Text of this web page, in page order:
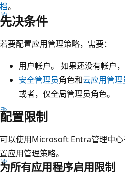
档。
先决条件
若要配置应用管理策略，需要：
用户帐户。 如果还没有帐户
安全管理员角色和云应用管理
或者，仅全局管理员角色。
配置限制
可以使用Microsoft Entra管理中
置应用管理策略。
为所有应用程序启用限制